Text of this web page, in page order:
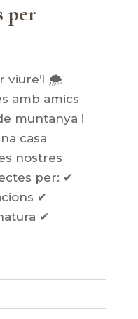
per
viure’l 🌨️
amb amics
muntanya i
casa
nostres
per: ✔
✔
✔